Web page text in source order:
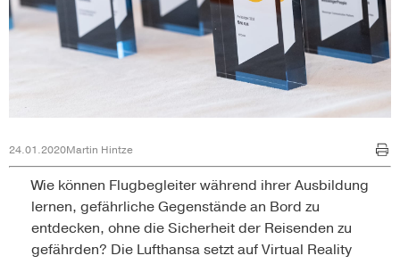
24.01.2020Martin Hintze
Wie können Flugbegleiter während ihrer Ausbildung
lernen, gefährliche Gegenstände an Bord zu
entdecken, ohne die Sicherheit der Reisenden zu
gefährden? Die Lufthansa setzt auf Virtual Reality